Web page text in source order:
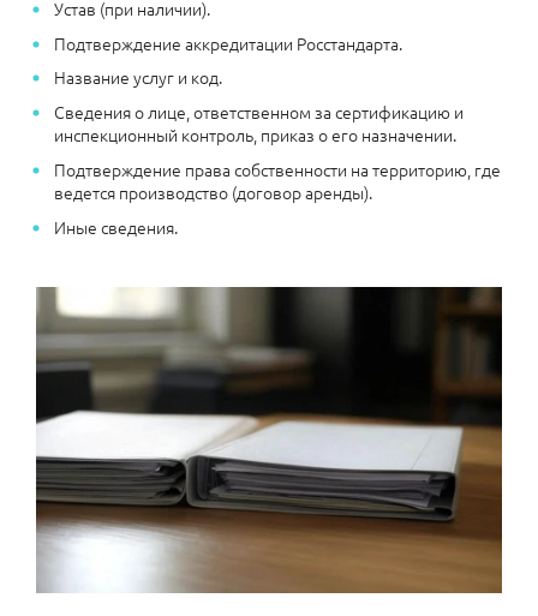
Устав (при наличии).
Подтверждение аккредитации Росстандарта.
Название услуг и код.
Сведения о лице, ответственном за сертификацию и
инспекционный контроль, приказ о его назначении.
Подтверждение права собственности на территорию, где
ведется производство (договор аренды).
Иные сведения.